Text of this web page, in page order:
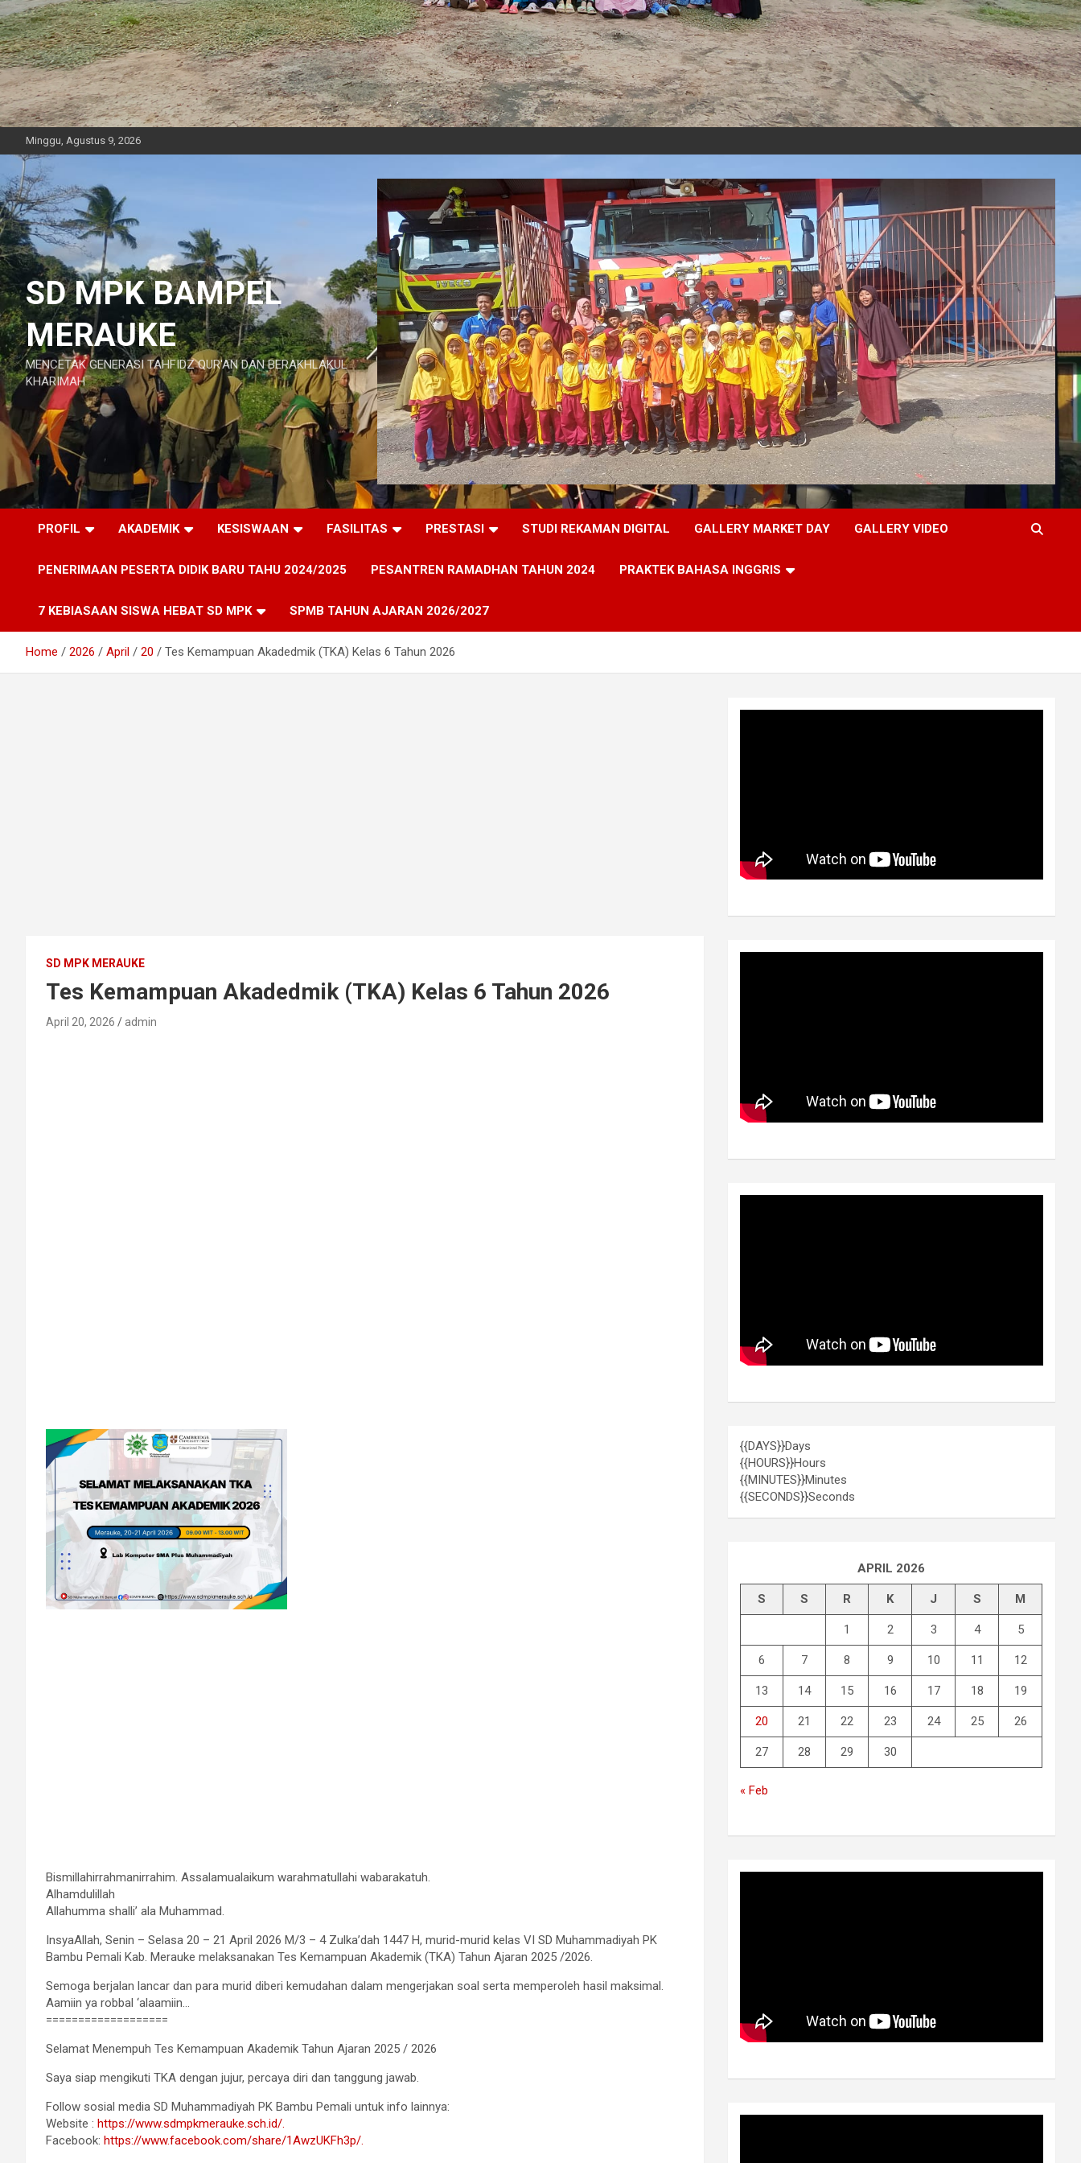
Minggu, Agustus 9, 2026
SD MPK BAMPEL
MERAUKE
MENCETAK GENERASI TAHFIDZ QUR'AN DAN BERAKHLAKUL
KHARIMAH
PROFIL AKADEMIK KESISWAAN FASILITAS PRESTASI STUDI REKAMAN DIGITAL GALLERY MARKET DAY GALLERY VIDEO
PENERIMAAN PESERTA DIDIK BARU TAHU 2024/2025 PESANTREN RAMADHAN TAHUN 2024 PRAKTEK BAHASA INGGRIS
7 KEBIASAAN SISWA HEBAT SD MPK SPMB TAHUN AJARAN 2026/2027
Home 2026 April 20 Tes Kemampuan Akadedmik (TKA) Kelas 6 Tahun 2026
SD MPK MERAUKE
Tes Kemampuan Akadedmik (TKA) Kelas 6 Tahun 2026
April 20, 2026 admin
Bismillahirrahmanirrahim. Assalamualaikum warahmatullahi wabarakatuh.
Alhamdulillah
Allahumma shalli’ ala Muhammad.
InsyaAllah, Senin – Selasa 20 – 21 April 2026 M/3 – 4 Zulka’dah 1447 H, murid-murid kelas VI SD Muhammadiyah PK
Bambu Pemali Kab. Merauke melaksanakan Tes Kemampuan Akademik (TKA) Tahun Ajaran 2025 /2026.
Semoga berjalan lancar dan para murid diberi kemudahan dalam mengerjakan soal serta memperoleh hasil maksimal.
Aamiin ya robbal ‘alaamiin…
===================
Selamat Menempuh Tes Kemampuan Akademik Tahun Ajaran 2025 / 2026
Saya siap mengikuti TKA dengan jujur, percaya diri dan tanggung jawab.
Follow sosial media SD Muhammadiyah PK Bambu Pemali untuk info lainnya:
Website : https://www.sdmpkmerauke.sch.id/.
Facebook: https://www.facebook.com/share/1AwzUKFh3p/.
{{DAYS}}Days
{{HOURS}}Hours
{{MINUTES}}Minutes
{{SECONDS}}Seconds
APRIL 2026
S S R K J S M
1 2 3 4 5
6 7 8 9 10 11 12
13 14 15 16 17 18 19
20 21 22 23 24 25 26
27 28 29 30
« Feb